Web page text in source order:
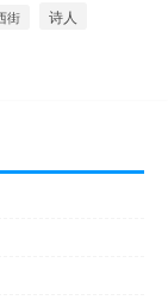
街 诗人